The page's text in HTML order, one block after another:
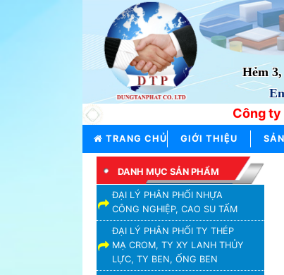
Hẻm
Công ty
TRANG CHỦ GIỚI THIỆU
DANH MỤC SẢN PHẨM
ĐẠI LÝ PHÂN PHỐI NHỰA
CÔNG NGHIỆP, CAO SU TẤM
ĐẠI LÝ PHÂN PHỐI TY THÉP
MẠ CROM, TY XY LANH THỦY
LỰC, TY BEN, ỐNG BEN